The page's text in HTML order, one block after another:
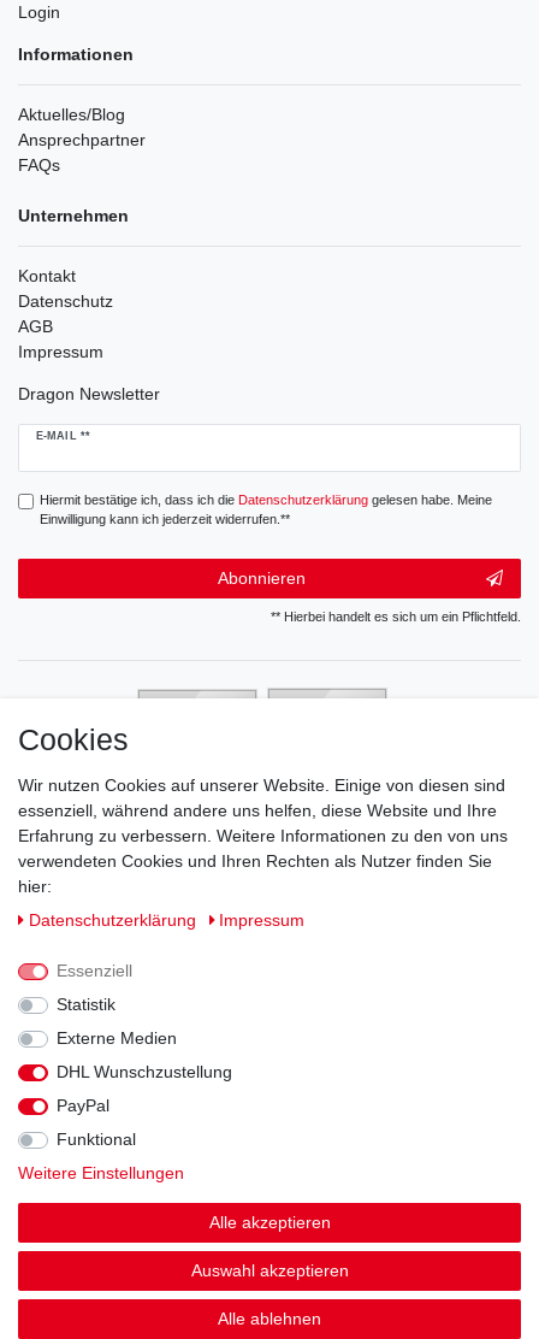
Login
Informationen
Aktuelles/Blog
Ansprechpartner
FAQs
Unternehmen
Kontakt
Datenschutz
AGB
Impressum
Dragon Newsletter
E-MAIL **
Newsletter
Hiermit bestätige ich, dass ich die Daten­schutz­erklärunggelesen habe. Meine
Einwilligung kann ich jederzeit widerrufen.**
Abonnieren
** Hierbei handelt es sich um ein Pflichtfeld.
Widerrufs­recht
© Copyright 2026 | Alle Rechte vorbehalten.
Cookies
Wir nutzen Cookies auf unserer Website. Einige von diesen sind
essenziell, während andere uns helfen, diese Website und Ihre
Erfahrung zu verbessern. Weitere Informationen zu den von uns
verwendeten Cookies und Ihren Rechten als Nutzer finden Sie
hier:
Daten­schutz­erklärung
Impressum
Essenziell
Statistik
Externe Medien
DHL Wunschzustellung
PayPal
Funktional
Weitere Einstellungen
Alle akzeptieren
Auswahl akzeptieren
Alle ablehnen